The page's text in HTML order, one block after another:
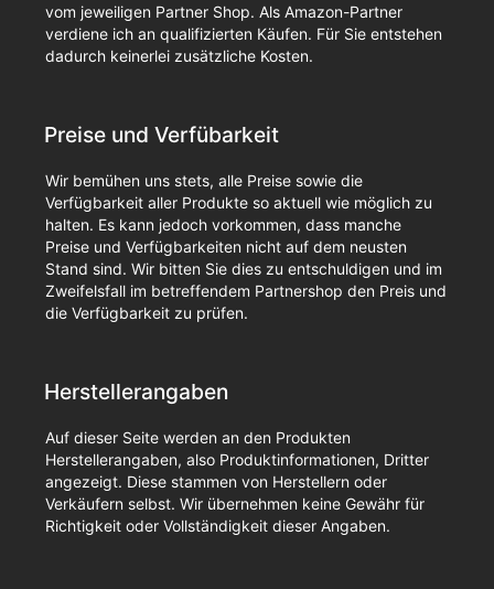
vom jeweiligen Partner Shop. Als Amazon-Partner
verdiene ich an qualifizierten Käufen. Für Sie entstehen
dadurch keinerlei zusätzliche Kosten.
Preise und Verfübarkeit
Wir bemühen uns stets, alle Preise sowie die
Verfügbarkeit aller Produkte so aktuell wie möglich zu
halten. Es kann jedoch vorkommen, dass manche
Preise und Verfügbarkeiten nicht auf dem neusten
Stand sind. Wir bitten Sie dies zu entschuldigen und im
Zweifelsfall im betreffendem Partnershop den Preis und
die Verfügbarkeit zu prüfen.
Herstellerangaben
Auf dieser Seite werden an den Produkten
Herstellerangaben, also Produktinformationen, Dritter
angezeigt. Diese stammen von Herstellern oder
Verkäufern selbst. Wir übernehmen keine Gewähr für
Richtigkeit oder Vollständigkeit dieser Angaben.